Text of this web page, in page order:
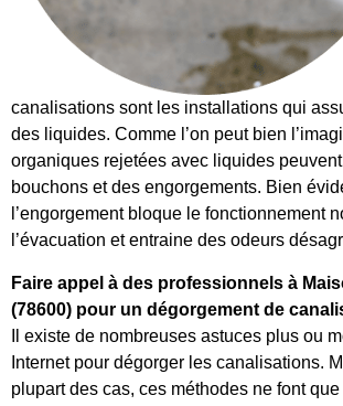
canalisations sont les installations qui
des liquides. Comme l’on peut bien
organiques rejetées avec liquides
bouchons et des engorgements. Bien
l’engorgement bloque le fonctionnement
l’évacuation et entraine des odeurs
Faire appel à des professionnels à
(78600) pour un dégorgement de
Il existe de nombreuses astuces plus ou
Internet pour dégorger les canalisations.
plupart des cas, ces méthodes ne font